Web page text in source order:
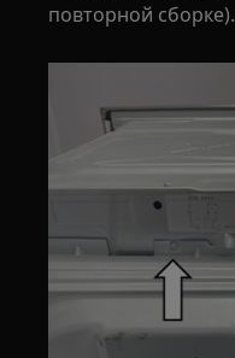
повторной сборке).